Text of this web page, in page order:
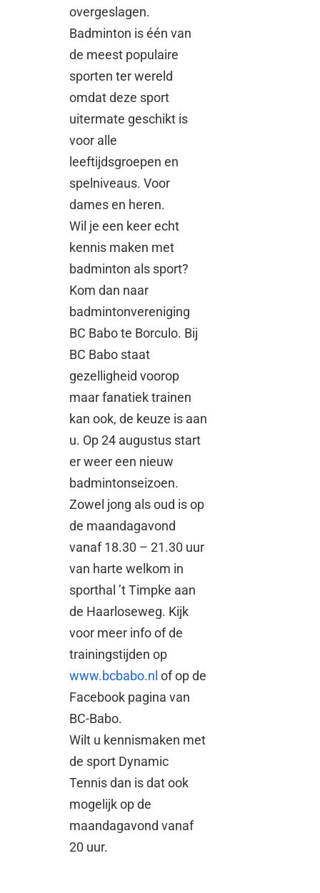
overgeslagen.
Badminton is één van
de meest populaire
sporten ter wereld
omdat deze sport
uitermate geschikt is
voor alle
leeftijdsgroepen en
spelniveaus. Voor
dames en heren.
Wil je een keer echt
kennis maken met
badminton als sport?
Kom dan naar
badmintonvereniging
BC Babo te Borculo. Bij
BC Babo staat
gezelligheid voorop
maar fanatiek trainen
kan ook, de keuze is aan
u. Op 24 augustus start
er weer een nieuw
badmintonseizoen.
Zowel jong als oud is op
de maandagavond
vanaf 18.30 – 21.30 uur
van harte welkom in
sporthal ’t Timpke aan
de Haarloseweg. Kijk
voor meer info of de
trainingstijden op
www.bcbabo.nl of op de
Facebook pagina van
BC-Babo.
Wilt u kennismaken met
de sport Dynamic
Tennis dan is dat ook
mogelijk op de
maandagavond vanaf
20 uur.